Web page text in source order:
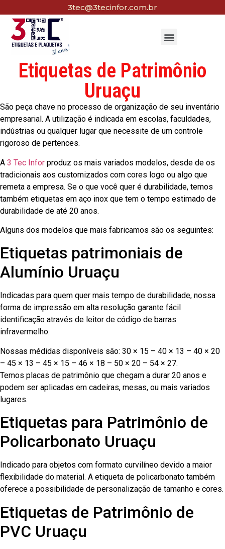
3tec@3tecinfor.com.br
Etiquetas de Patrimônio
Uruaçu
São peça chave no processo de organização de seu inventário
empresarial. A utilização é indicada em escolas, faculdades,
indústrias ou qualquer lugar que necessite de um controle
rigoroso de pertences.
A 3 Tec Infor produz os mais variados modelos, desde de os
tradicionais aos customizados com cores logo ou algo que
remeta a empresa. Se o que você quer é durabilidade, temos
também etiquetas em aço inox que tem o tempo estimado de
durabilidade de até 20 anos.
Alguns dos modelos que mais fabricamos são os seguintes:
Etiquetas patrimoniais de
Alumínio Uruaçu
Indicadas para quem quer mais tempo de durabilidade, nossa
forma de impressão em alta resolução garante fácil
identificação através de leitor de código de barras
infravermelho.
Nossas médidas disponíveis são: 30 × 15 – 40 × 13 – 40 × 20
– 45 × 13 – 45 × 15 – 46 × 18 – 50 × 20 – 54 × 27.
Temos placas de patrimônio que chegam a durar 20 anos e
podem ser aplicadas em cadeiras, mesas, ou mais variados
lugares.
Etiquetas para Patrimônio de
Policarbonato Uruaçu
Indicado para objetos com formato curvilíneo devido a maior
flexibilidade do material. A etiqueta de policarbonato também
oferece a possibilidade de personalização de tamanho e cores.
Etiquetas de Patrimônio de
PVC Uruaçu